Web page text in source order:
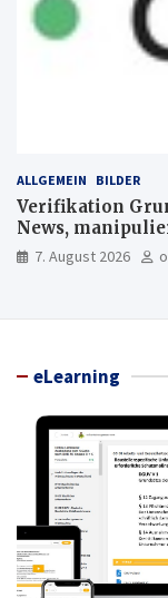
ALLGEMEIN BILDER
Verifikation
News,
7. August 2026
eLearning